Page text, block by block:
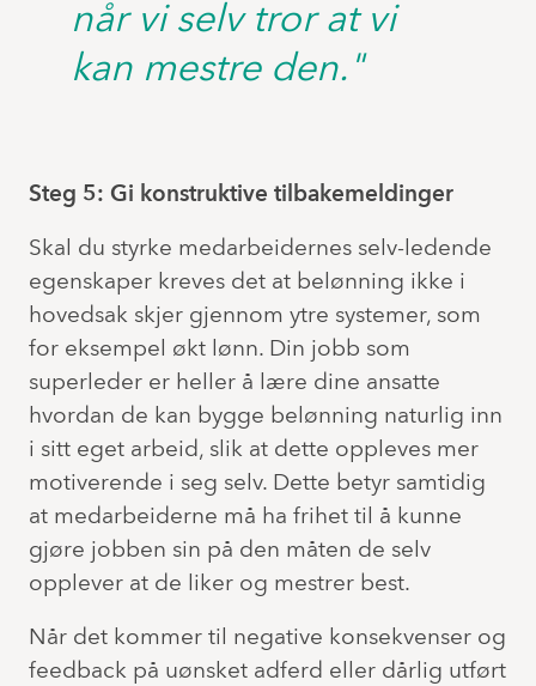
når vi selv tror at vi
kan mestre den."
Steg 5: Gi konstruktive tilbakemeldinger
Skal du styrke medarbeidernes selv-ledende
egenskaper kreves det at belønning ikke i
hovedsak skjer gjennom ytre systemer, som
for eksempel økt lønn. Din jobb som
superleder er heller å lære dine ansatte
hvordan de kan bygge belønning naturlig inn
i sitt eget arbeid, slik at dette oppleves mer
motiverende i seg selv. Dette betyr samtidig
at medarbeiderne må ha frihet til å kunne
gjøre jobben sin på den måten de selv
opplever at de liker og mestrer best.
Når det kommer til negative konsekvenser og
feedback på uønsket adferd eller dårlig utført